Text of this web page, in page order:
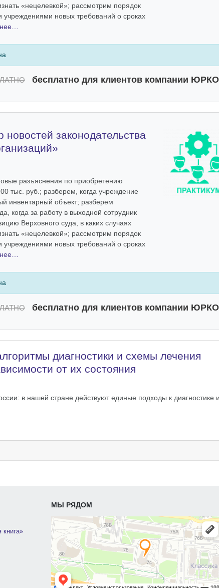
«нецелевкой»; рассмотрим порядок
новых требований о сроках
бесплатно для клиентов компании
новостей законодательства
разъяснения по приобретению
тыс. руб.; разберем, когда учреждение
инвентарный объект; разберем
когда за работу в выходной сотрудник
Верховного суда, в каких случаях
«нецелевкой»; рассмотрим порядок
новых требований о сроках
бесплатно для клиентов компании
диагностики и схемы лечения
от их состояния
в нашей стране действуют единые подходы к диагностике
книга»
МЫ РЯДОМ